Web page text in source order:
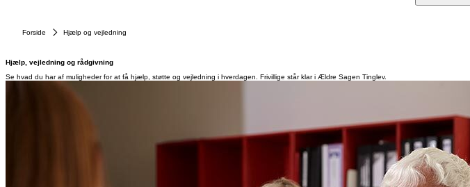
Forside Hjælp og vejledning
Hjælp, vejledning og rådgivning
Se hvad du har af muligheder for at få hjælp, støtte og vejledning i hverdagen. Frivillige står klar i Ældre Sagen Tinglev.